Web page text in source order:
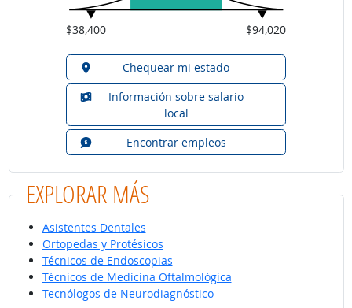
$38,400 $94,020
Chequear mi estado
Información sobre salario
local
Encontrar empleos
EXPLORAR MÁS
Asistentes Dentales
Ortopedas y Protésicos
Técnicos de Endoscopias
Técnicos de Medicina Oftalmológica
Tecnólogos de Neurodiagnóstico